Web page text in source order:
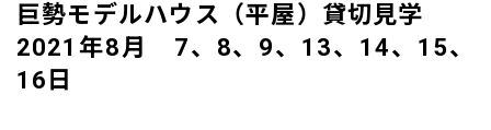
巨勢モデルハウス（平屋）貸切見学
2021年8月 7、8、9、13、14、15、
16日